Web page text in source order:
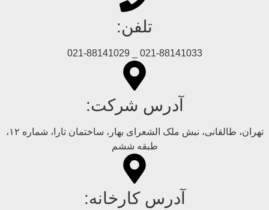
تلفن:
021-88141033 _ 021-88141029
آدرس شرکت:
تهران، طالقانی، نبش ملک الشعرای بهار، ساختمان تارا، شماره ۱۲،
طبقه ششم
آدرس کارخانه: